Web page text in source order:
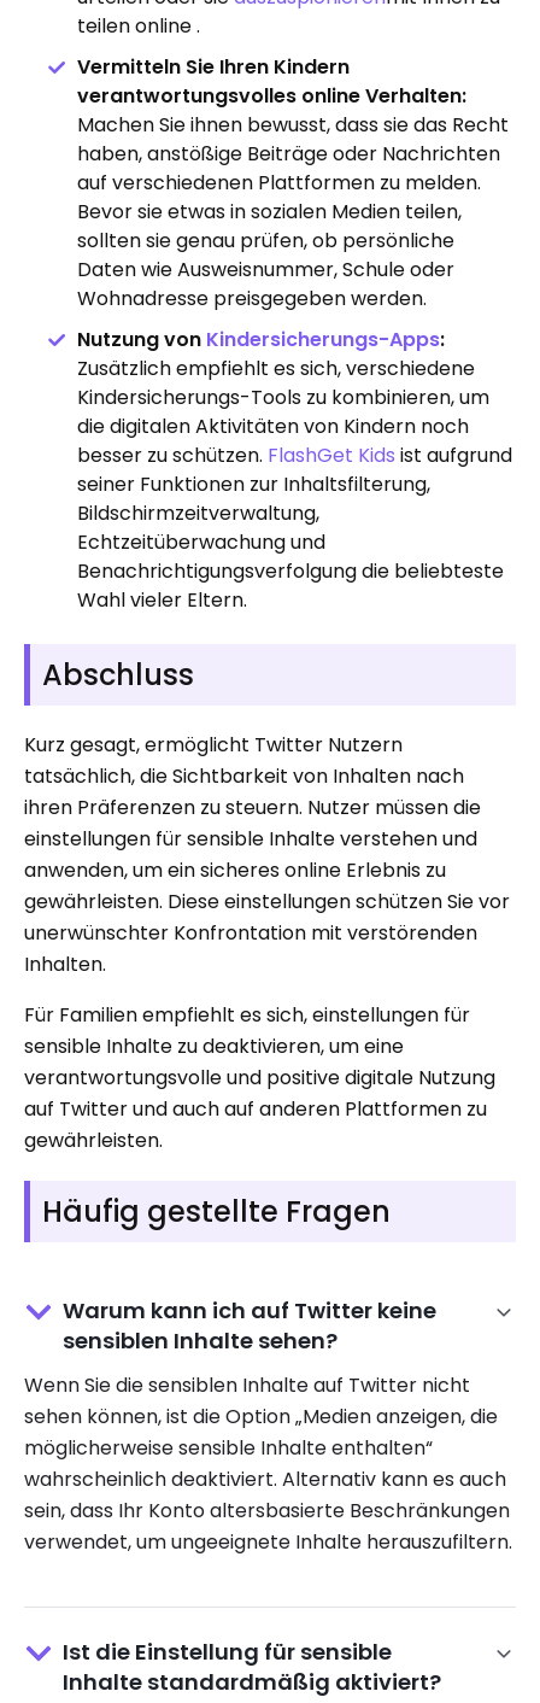
teilen online .
Vermitteln Sie Ihren Kindern
verantwortungsvolles online Verhalten:
Machen Sie ihnen bewusst, dass sie das Recht
haben, anstößige Beiträge oder Nachrichten
auf verschiedenen Plattformen zu melden.
Bevor sie etwas in sozialen Medien teilen,
sollten sie genau prüfen, ob persönliche
Daten wie Ausweisnummer, Schule oder
Wohnadresse preisgegeben werden.
Nutzung von Kindersicherungs-Apps:
Zusätzlich empfiehlt es sich, verschiedene
Kindersicherungs-Tools zu kombinieren, um
die digitalen Aktivitäten von Kindern noch
besser zu schützen. FlashGet Kids ist aufgrund
seiner Funktionen zur Inhaltsfilterung,
Bildschirmzeitverwaltung,
Echtzeitüberwachung und
Benachrichtigungsverfolgung die beliebteste
Wahl vieler Eltern.
Abschluss
Kurz gesagt, ermöglicht Twitter Nutzern
tatsächlich, die Sichtbarkeit von Inhalten nach
ihren Präferenzen zu steuern. Nutzer müssen die
einstellungen für sensible Inhalte verstehen und
anwenden, um ein sicheres online Erlebnis zu
gewährleisten. Diese einstellungen schützen Sie vor
unerwünschter Konfrontation mit verstörenden
Inhalten.
Für Familien empfiehlt es sich, einstellungen für
sensible Inhalte zu deaktivieren, um eine
verantwortungsvolle und positive digitale Nutzung
auf Twitter und auch auf anderen Plattformen zu
gewährleisten.
Häufig gestellte Fragen
Warum kann ich auf Twitter keine
sensiblen Inhalte sehen?
Wenn Sie die sensiblen Inhalte auf Twitter nicht
sehen können, ist die Option „Medien anzeigen, die
möglicherweise sensible Inhalte enthalten“
wahrscheinlich deaktiviert. Alternativ kann es auch
sein, dass Ihr Konto altersbasierte Beschränkungen
verwendet, um ungeeignete Inhalte herauszufiltern.
Ist die Einstellung für sensible
Inhalte standardmäßig aktiviert?